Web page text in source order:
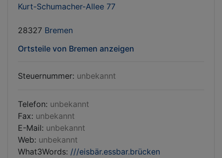
Kurt-Schumacher-Allee 77
28327 Bremen
Ortsteile von Bremen anzeigen
Steuernummer: unbekannt
Telefon: unbekannt
Fax: unbekannt
E-Mail: unbekannt
Web: unbekannt
What3Words: ///eisbär.essbar.brücken